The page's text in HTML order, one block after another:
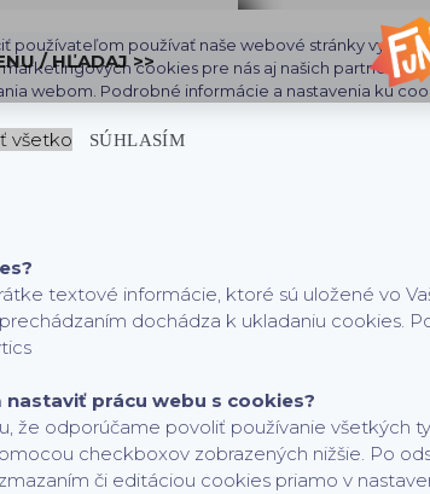
používateľom používať naše webové stránky
cookies pre nás aj našich partnerov.
webom. Podrobné informácie a nastavenia ku
všetko SÚHLASÍM
textové informácie, ktoré sú uložené vo
dochádza k ukladaniu cookies.
nastaviť prácu webu s cookies?
že odporúčame povoliť používanie všetkých
checkboxov zobrazených nižšie. Po
či editáciou cookies priamo v
/ HĽADAJ >>